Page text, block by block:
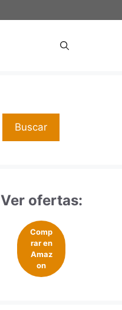
Buscar
Ver ofertas:
Comp
rar en
Amaz
on